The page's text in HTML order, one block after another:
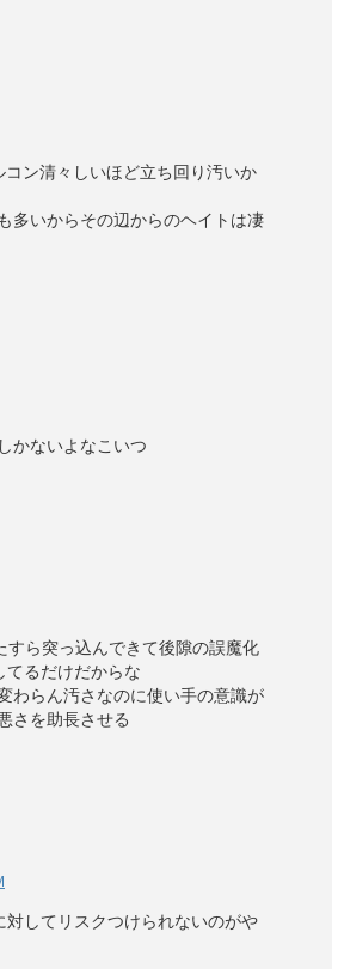
ン清々しいほど立ち回り汚いか
多いからその辺からのヘイトは凄
かないよなこいつ
すら突っ込んできて後隙の誤魔化
てるだけだからな
わらん汚さなのに使い手の意識が
さを助長させる
対してリスクつけられないのがや